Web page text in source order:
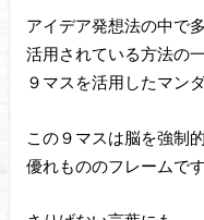
アイデア発想法の中で
活用されている方法の
９マスを活用したマン
この９マスは脳を強制
優れもののフレームです